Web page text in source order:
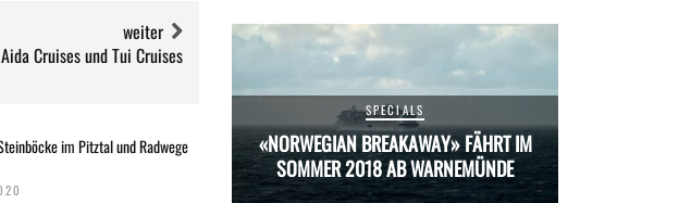
weiter
Cruises und Tui Cruises
im Pitztal und Radwege
BREAKAWAY» FÄHRT IM
2018 AB WARNEMÜNDE
SPECIALS
«NORWEGIAN BREAKAWAY» FÄHRT IM
SOMMER 2018 AB WARNEMÜNDE